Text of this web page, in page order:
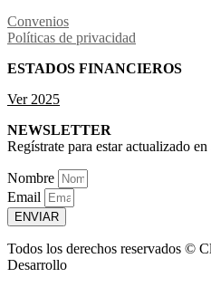
Convenios
Políticas de privacidad
ESTADOS FINANCIEROS
Ver 2025
NEWSLETTER
Regístrate para estar actualizado
Nombre
Email
ENVIAR
Todos los derechos reservados ©
Desarrollo